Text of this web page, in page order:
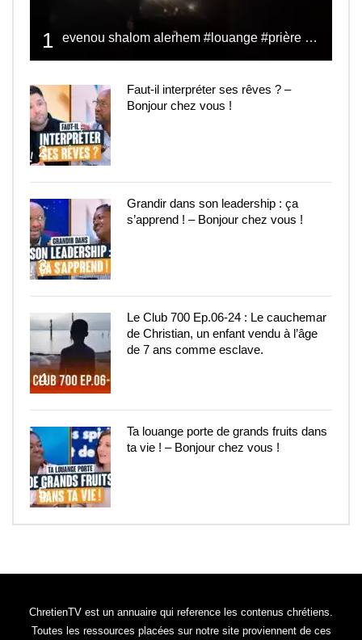
1 evenou shalom alerhem #louange #prière #shalom
2
Faut-il interpréter ses rêves ? –
Bonjour chez vous !
3
Grandir dans son leadership : ça
s’apprend ! – Bonjour chez vous !
4
Le Club 700 Ep.06-24 : Le cauchemar
de Christian, un enfant vendu à l’âge
de 7 ans comme esclave.
5
Ta louange porte de grands fruits dans
ta vie ! – Bonjour chez vous !
ChretienTV est un annuaire qui reference les contenus chrétiens.
Toutes les ressources placées sur notre site proviennent de ces